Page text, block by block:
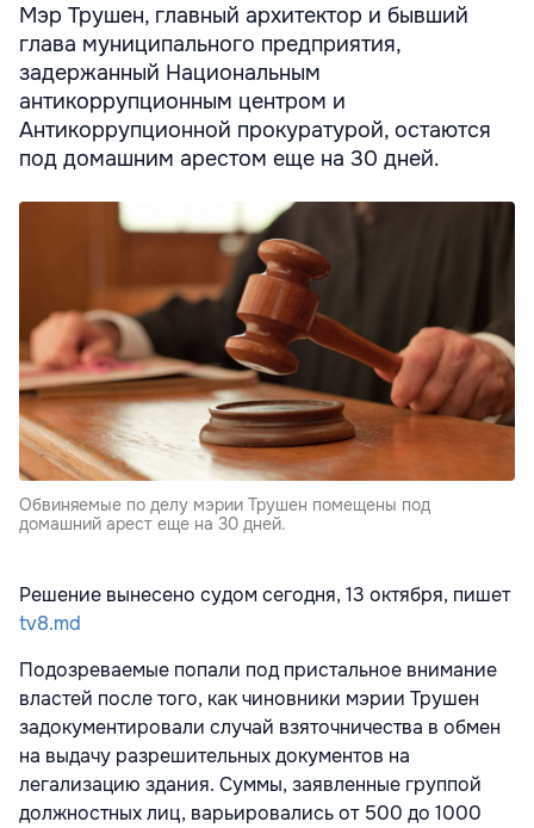
Мэр Трушен, главный архитектор и бывший
глава муниципального предприятия,
задержанный Национальным
антикоррупционным центром и
Антикоррупционной прокуратурой, остаются
под домашним арестом еще на 30 дней.
Обвиняемые по делу мэрии Трушен помещены под
домашний арест еще на 30 дней.
Решение вынесено судом сегодня, 13 октября, пишет
tv8.md
Подозреваемые попали под пристальное внимание
властей после того, как чиновники мэрии Трушен
задокументировали случай взяточничества в обмен
на выдачу разрешительных документов на
легализацию здания. Суммы, заявленные группой
должностных лиц, варьировались от 500 до 1000